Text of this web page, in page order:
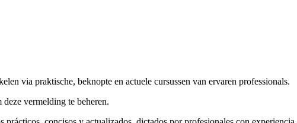
via praktische, beknopte en actuele cursussen van ervaren professionals.
deze vermelding te beheren.